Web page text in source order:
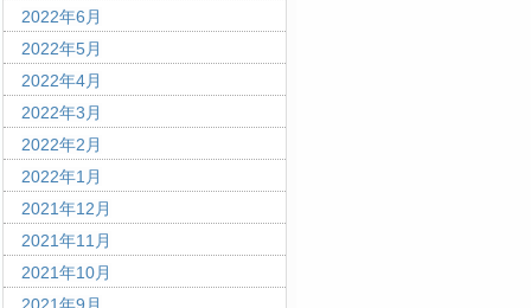
2022年6月
2022年5月
2022年4月
2022年3月
2022年2月
2022年1月
2021年12月
2021年11月
2021年10月